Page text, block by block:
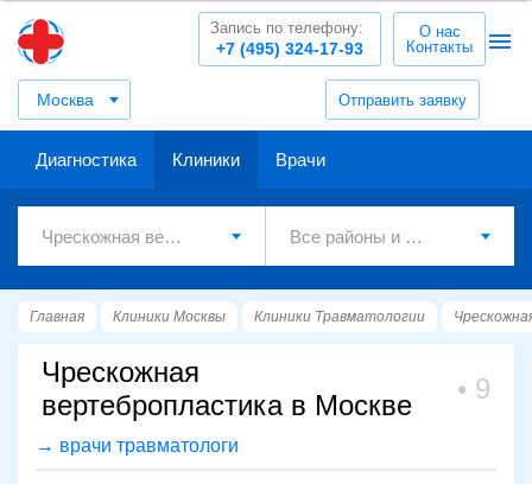
Москва Отправить заявку
+7 (495) 324-17-93
Запись по телефону:
О нас
Контакты
Диагностика Клиники Врачи
Главная Клиники Москвы Клиники Травматологии
Чрескожная
вертебропластика в Москве
9
→ врачи травматологи